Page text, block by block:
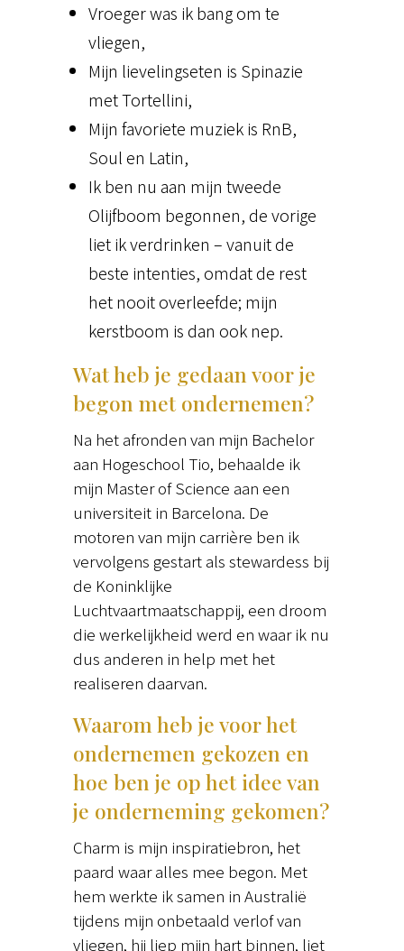
Vroeger was ik bang om te
vliegen,
Mijn lievelingseten is Spinazie
met Tortellini,
Mijn favoriete muziek is RnB,
Soul en Latin,
Ik ben nu aan mijn tweede
Olijfboom begonnen, de vorige
liet ik verdrinken – vanuit de
beste intenties, omdat de rest
het nooit overleefde; mijn
kerstboom is dan ook nep.
Wat heb je gedaan voor je
begon met ondernemen?
Na het afronden van mijn Bachelor
aan Hogeschool Tio, behaalde ik
mijn Master of Science aan een
universiteit in Barcelona. De
motoren van mijn carrière ben ik
vervolgens gestart als stewardess bij
de Koninklijke
Luchtvaartmaatschappij, een droom
die werkelijkheid werd en waar ik nu
dus anderen in help met het
realiseren daarvan.
Waarom heb je voor het
ondernemen gekozen en
hoe ben je op het idee van
je onderneming gekomen?
Charm is mijn inspiratiebron, het
paard waar alles mee begon. Met
hem werkte ik samen in Australië
tijdens mijn onbetaald verlof van
vliegen, hij liep mijn hart binnen, liet